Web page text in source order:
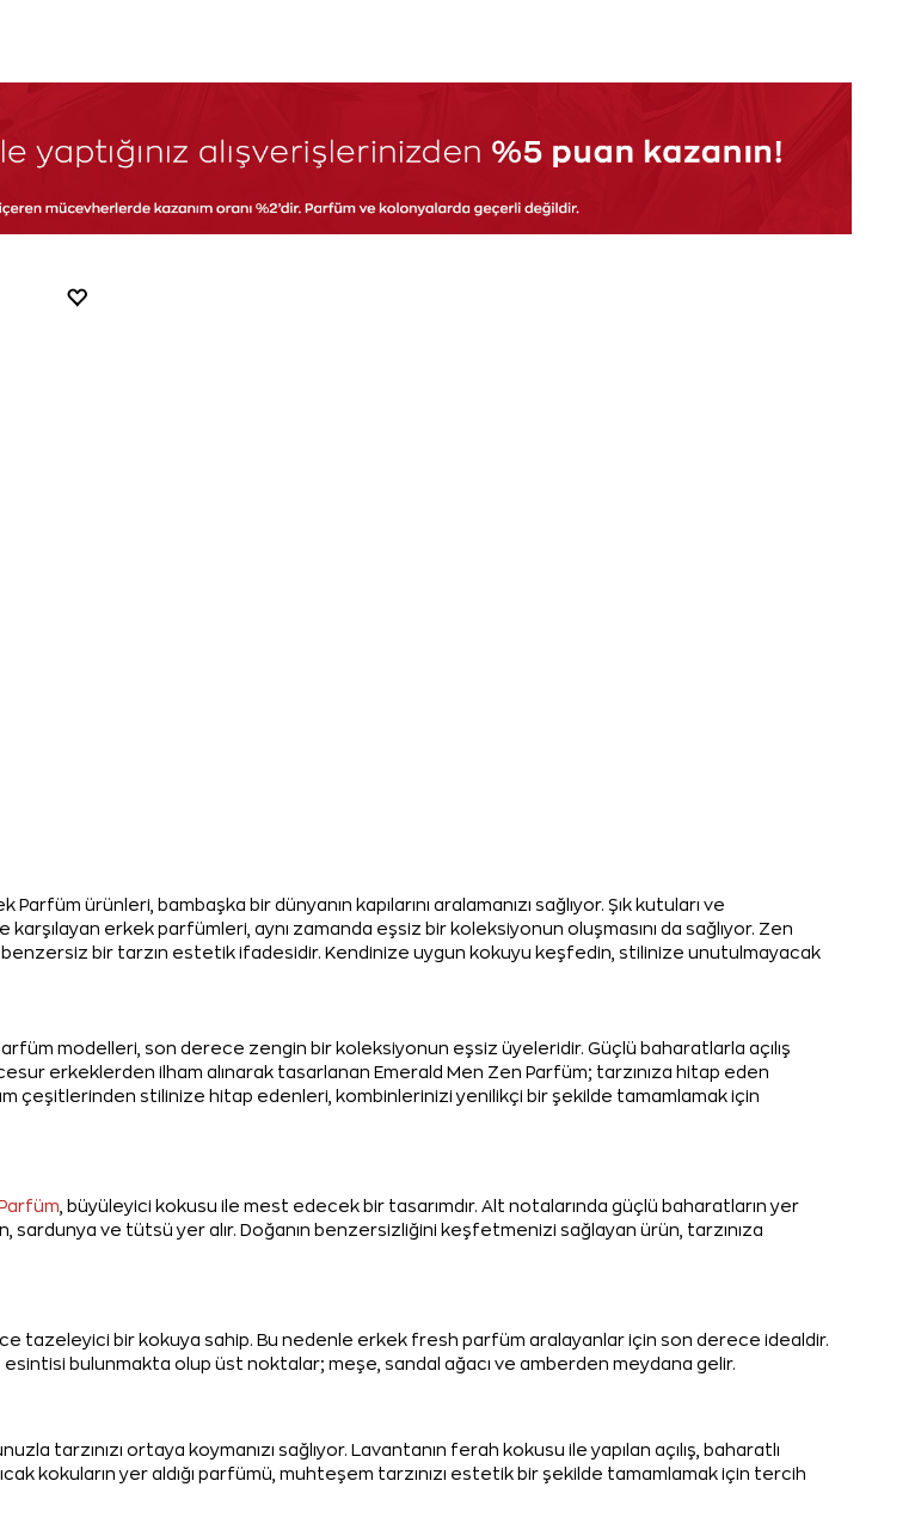
ürünleri, bambaşka bir dünyanın kapılarını aralamanızı sağlıyor. Şık kutuları ve
erkek parfümleri, aynı zamanda eşsiz bir koleksiyonun oluşmasını da sağlıyor. Zen
bir tarzın estetik ifadesidir. Kendinize uygun kokuyu keşfedin, stilinize unutulmayacak
modelleri, son derece zengin bir koleksiyonun eşsiz üyeleridir. Güçlü baharatlarla açılış
erkeklerden ilham alınarak tasarlanan Emerald Men Zen Parfüm; tarzınıza hitap eden
çeşitlerinden stilinize hitap edenleri, kombinlerinizi yenilikçi bir şekilde tamamlamak için
, büyüleyici kokusu ile mest edecek bir tasarımdır. Alt notalarında güçlü baharatların yer
sardunya ve tütsü yer alır. Doğanın benzersizliğini keşfetmenizi sağlayan ürün, tarzınıza
tazeleyici bir kokuya sahip. Bu nedenle erkek fresh parfüm aralayanlar için son derece idealdir.
bulunmakta olup üst noktalar; meşe, sandal ağacı ve amberden meydana gelir.
tarzınızı ortaya koymanızı sağlıyor. Lavantanın ferah kokusu ile yapılan açılış, baharatlı
kokuların yer aldığı parfümü, muhteşem tarzınızı estetik bir şekilde tamamlamak için tercih